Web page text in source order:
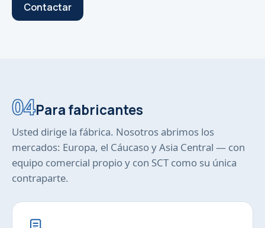
Contactar
04Para fabricantes
Usted dirige la fábrica. Nosotros abrimos los
mercados: Europa, el Cáucaso y Asia Central — con
equipo comercial propio y con SCT como su única
contraparte.